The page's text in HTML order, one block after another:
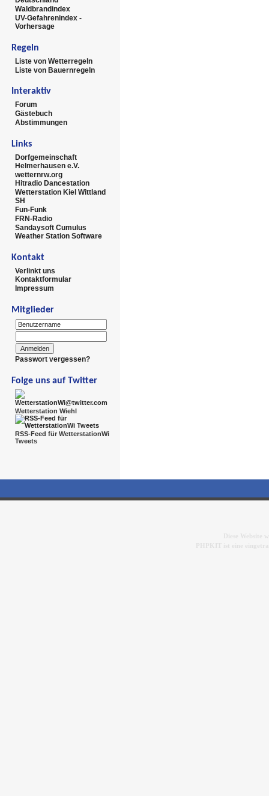
Waldbrandindex
UV-Gefahrenindex -
Vorhersage
Regeln
Liste von Wetterregeln
Liste von Bauernregeln
Interaktiv
Forum
Gästebuch
Abstimmungen
Links
Dorfgemeinschaft
Helmerhausen e.V.
wetternrw.org
Hitradio Dancestation
Wetterstation Kiel Wittland
SH
Fun-Funk
FRN-Radio
Sandaysoft Cumulus
Weather Station Software
Kontakt
Verlinkt uns
Kontaktformular
Impressum
Mitglieder
Passwort vergessen?
Folge uns auf Twitter
Wetterstation Wiehl
RSS-Feed für WetterstationWi
Tweets